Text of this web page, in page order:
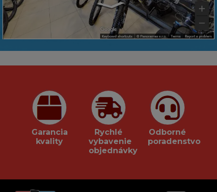
Garancia
kvality
Rychlé
vybavenie
objednávky
Odborné
poradenstvo